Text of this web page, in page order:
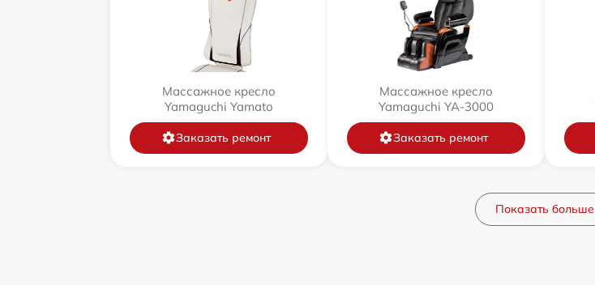
Массажное кресло
Yamaguchi Yamato
Заказать ремонт
Массажное кресло
Yamaguchi YA-3000
Заказать ремонт
Показать больше